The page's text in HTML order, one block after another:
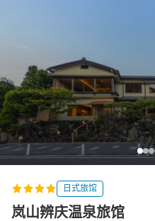
日式旅馆
岚山辨庆温泉旅馆